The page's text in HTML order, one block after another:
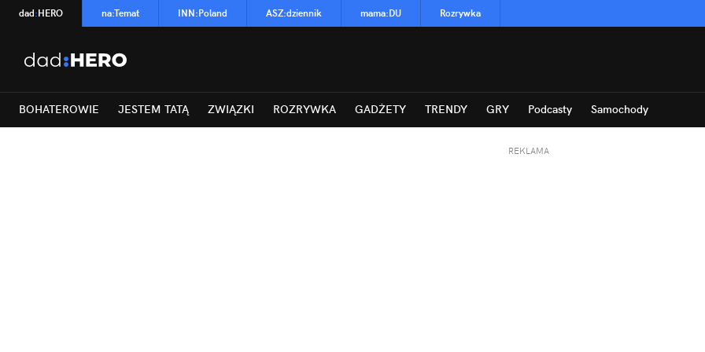
dad:HERO na:Temat INN:Poland ASZ:dziennik mama:DU Rozrywka
BOHATEROWIE JESTEM TATĄ ZWIĄZKI ROZRYWKA GADŻETY TRENDY GRY Podcasty Samochody
REKLAMA